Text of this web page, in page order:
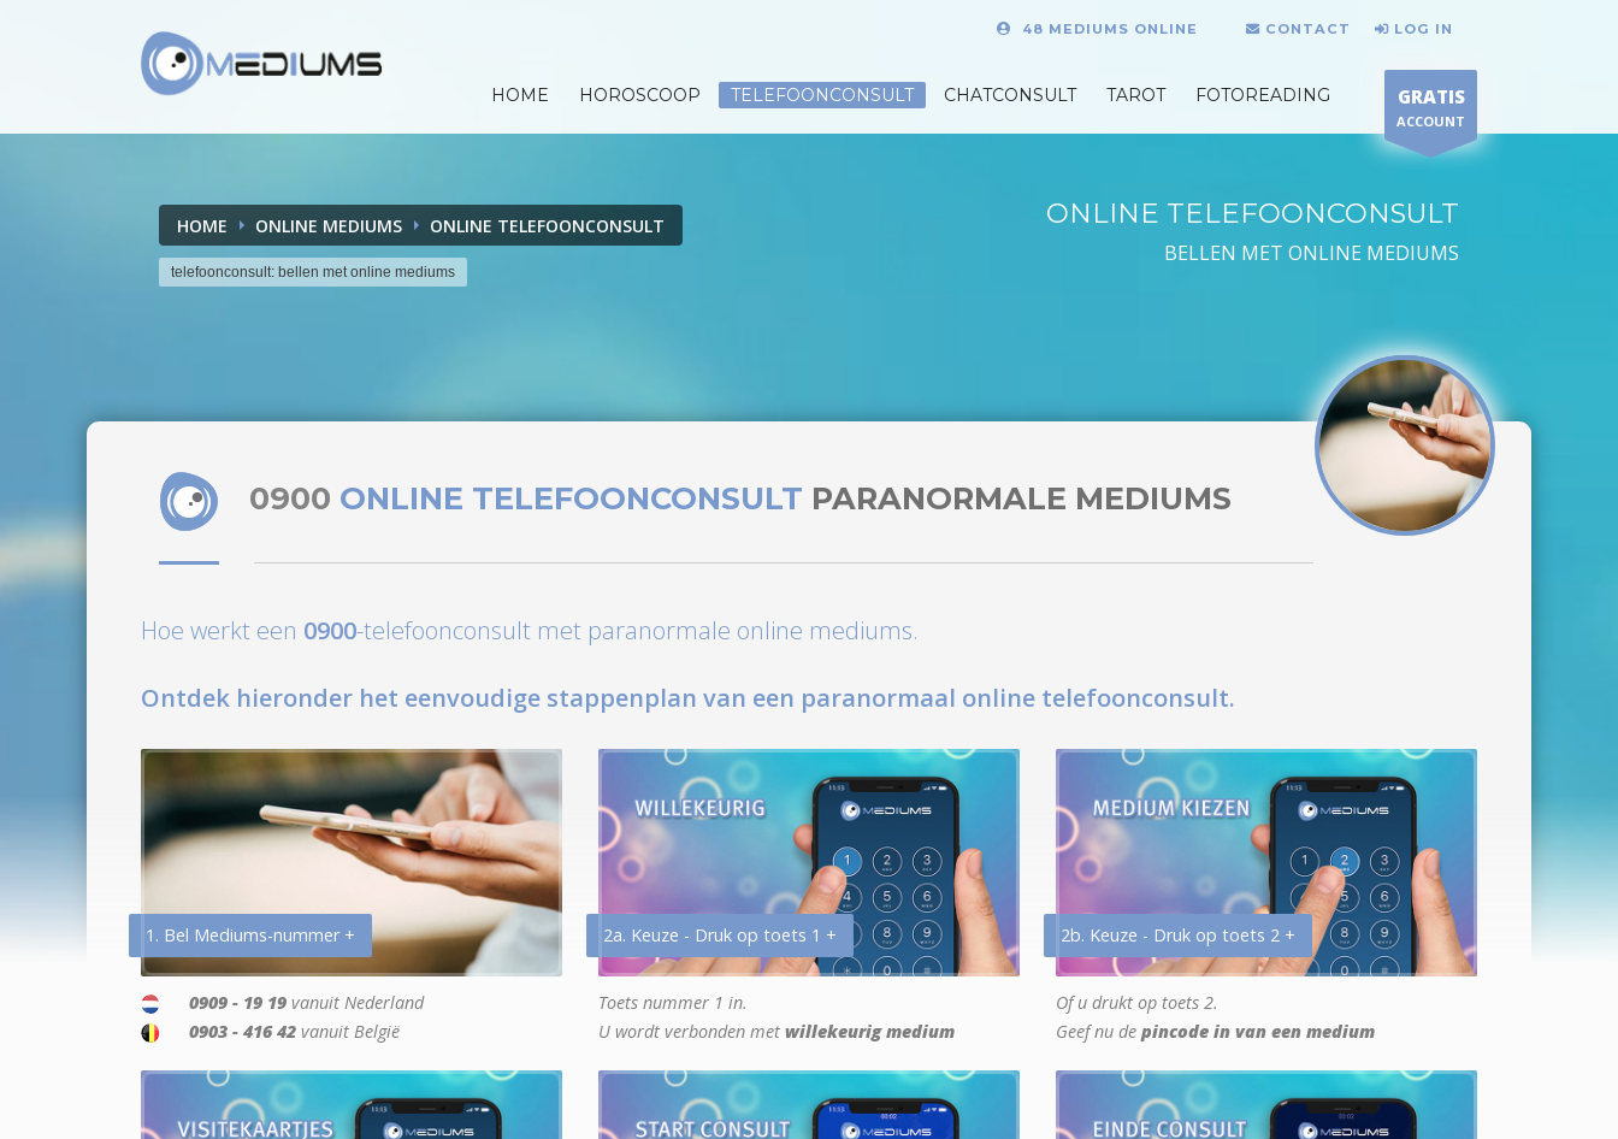
48 MEDIUMS ONLINE CONTACT LOG IN
HOME HOROSCOOP TELEFOONCONSULT CHATCONSULT TAROT FOTOREADING GRATIS
ACCOUNT
HOME ONLINE MEDIUMS ONLINE TELEFOONCONSULT
telefoonconsult: bellen met online mediums
ONLINE TELEFOONCONSULT
BELLEN MET ONLINE MEDIUMS
0900 ONLINE TELEFOONCONSULT PARANORMALE MEDIUMS
Hoe werkt een 0900-telefoonconsult met paranormale online mediums.
Ontdek hieronder het eenvoudige stappenplan van een paranormaal online telefoonconsult.
1. Bel Mediums-nummer +
0909 - 19 19 vanuit Nederland
0903 - 416 42 vanuit België
2a. Keuze - Druk op toets 1 +
Toets nummer 1 in.
U wordt verbonden met willekeurig medium
2b. Keuze - Druk op toets 2 +
Of u drukt op toets 2.
Geef nu de pincode in van een medium